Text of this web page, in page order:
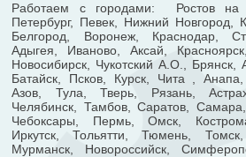
Работаем с городами: Ростов на
Петербург, Певек, Нижний Новгород,
Белгород, Воронеж, Краснодар,
Адыгея, Иваново, Аксай,
Новосибирск, Чукотский А.О., Брянск,
Батайск, Псков, Курск, Чита , Анапа,
Азов, Тула, Тверь, Рязань,
Челябинск, Тамбов, Саратов,
Чебоксары, Пермь, Омск,
Иркутск, Тольятти, Тюмень,
Мурманск, Новороссийск,